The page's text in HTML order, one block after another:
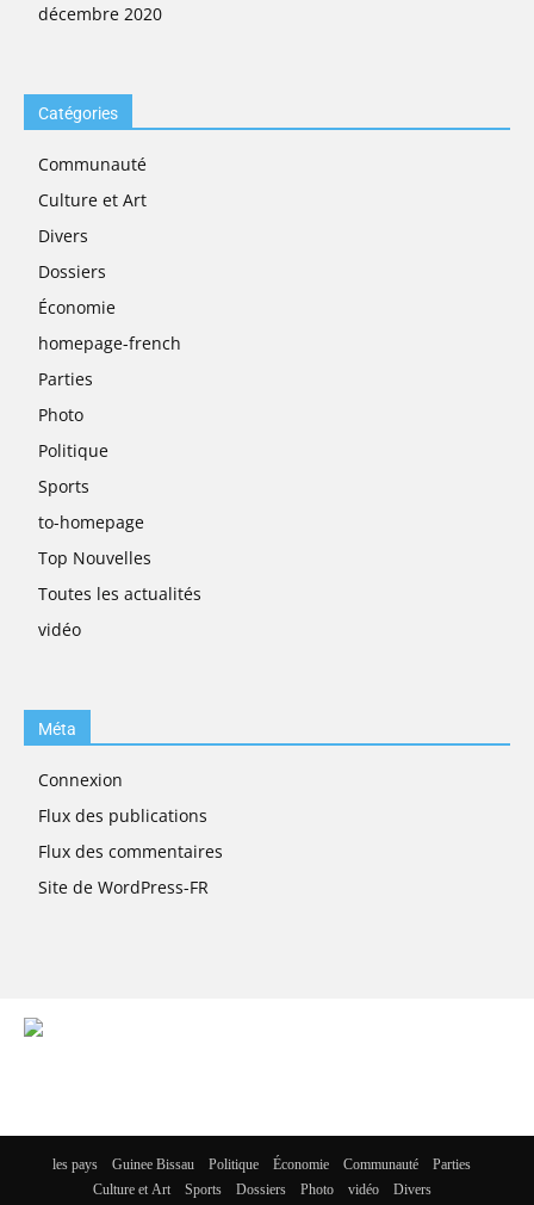
décembre 2020
Catégories
Communauté
Culture et Art
Divers
Dossiers
Économie
homepage-french
Parties
Photo
Politique
Sports
to-homepage
Top Nouvelles
Toutes les actualités
vidéo
Méta
Connexion
Flux des publications
Flux des commentaires
Site de WordPress-FR
les pays Guinee Bissau Politique Économie Communauté Parties
Culture et Art
Sports Dossiers Photo vidéo Divers